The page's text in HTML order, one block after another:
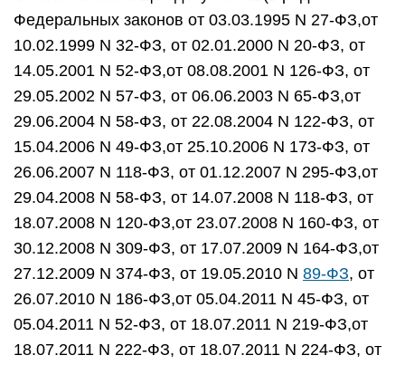
Федеральных законов от 03.03.1995 N 27-ФЗ,от
10.02.1999 N 32-ФЗ, от 02.01.2000 N 20-ФЗ, от
14.05.2001 N 52-ФЗ,от 08.08.2001 N 126-ФЗ, от
29.05.2002 N 57-ФЗ, от 06.06.2003 N 65-ФЗ,от
29.06.2004 N 58-ФЗ, от 22.08.2004 N 122-ФЗ, от
15.04.2006 N 49-ФЗ,от 25.10.2006 N 173-ФЗ, от
26.06.2007 N 118-ФЗ, от 01.12.2007 N 295-ФЗ,от
29.04.2008 N 58-ФЗ, от 14.07.2008 N 118-ФЗ, от
18.07.2008 N 120-ФЗ,от 23.07.2008 N 160-ФЗ, от
30.12.2008 N 309-ФЗ, от 17.07.2009 N 164-ФЗ,от
27.12.2009 N 374-ФЗ, от 19.05.2010 N 89-ФЗ, от
26.07.2010 N 186-ФЗ,от 05.04.2011 N 45-ФЗ, от
05.04.2011 N 52-ФЗ, от 18.07.2011 N 219-ФЗ,от
18.07.2011 N 222-ФЗ, от 18.07.2011 N 224-ФЗ, от